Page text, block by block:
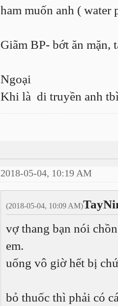
ham muốn anh (
Giãm BP- bớt ăn mặn,
Ngoại
Khi là di truyền anh
2018-05-04, 10:19 AM
(2018-05-04, 10:09 AM)
vợ thang bạn nói
em.
uống vô giờ hết bị
bỏ thuốc thì phải có